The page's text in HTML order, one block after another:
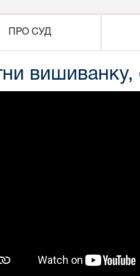
ПРО СУД
вишиванку,